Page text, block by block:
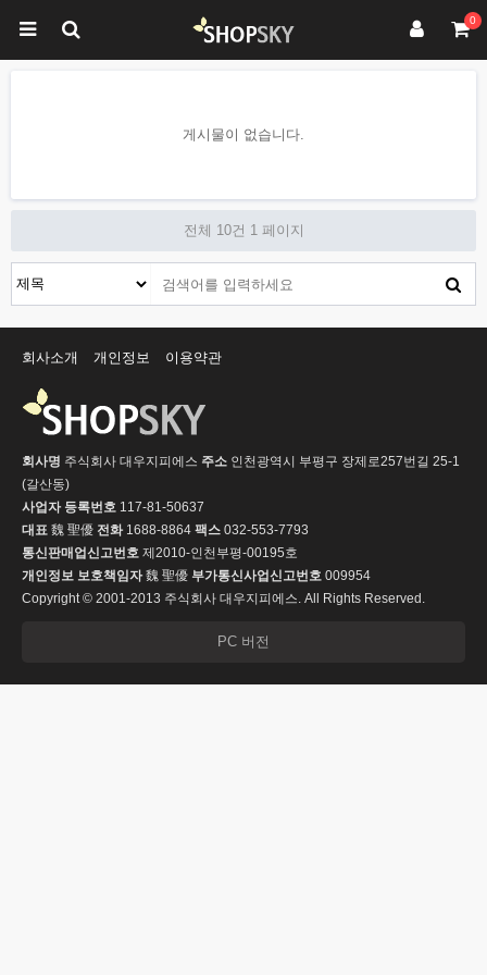
0
게시물이 없습니다.
전체 10건 1 페이지
회사소개 개인정보 이용약관
회사명 주식회사 대우지피에스 주소 인천광역시 부평구 장제로257번길 25-1
(갈산동)
사업자 등록번호 117-81-50637
대표 魏 聖優 전화1688-8864 팩스 032-553-7793
통신판매업신고번호 제2010-인천부평-00195호
개인정보 보호책임자魏 聖優 부가통신사업신고번호 009954
Copyright © 2001-2013 주식회사 대우지피에스. All Rights Reserved.
PC 버전